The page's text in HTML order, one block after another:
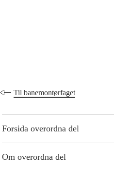
Til banemontørfaget
Forsida overordna del
Om overordna del